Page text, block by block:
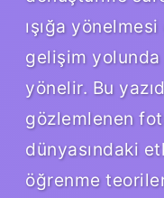
ışığa
gelişim yolunda
yönelir. Bu
gözlemlenen
dünyasındaki
öğrenme